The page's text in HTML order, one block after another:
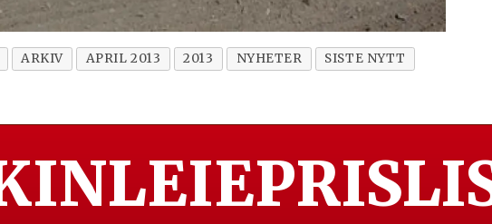
ARKIV APRIL 2013 2013 NYHETER SISTE NYTT